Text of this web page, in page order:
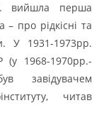
вийшла перша
про рідкісні та
У 1931-1973рр.
(у 1968-1970рр.-
завідувачем
читав